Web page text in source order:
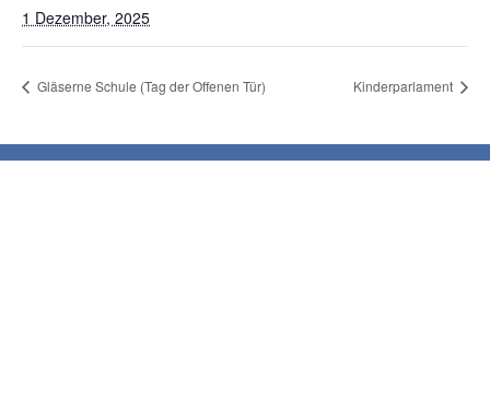
1 Dezember, 2025
Gläserne Schule (Tag der Offenen Tür) Kinderparlament